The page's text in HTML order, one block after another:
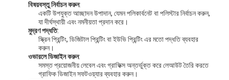
বিষয়বস্তু নির্বাচন করুন:
একটি উপযুক্ত আচ্ছাদন উপাদান, যেমন পলিকার্বনেট বা পলিস্টার নির্বাচন করুন,
যা দীর্ঘস্থায়ী এবং নমনীয়তা প্রদান করে।
মুদ্রণ পদ্ধতি:
স্ক্রিন প্রিন্টিং, ডিজিটাল প্রিন্টিং বা ইউভি প্রিন্টিং এর মতো পদ্ধতি ব্যবহার
করুন।
ওভারলে ডিজাইন করুন:
সমস্ত প্রয়োজনীয় লেবেল এবং গ্রাফিক্স অন্তর্ভুক্ত করে লেআউট তৈরি করতে
গ্রাফিক ডিজাইন সফটওয়্যার ব্যবহার করুন।